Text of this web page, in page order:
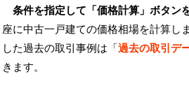
条件を指定して「価格計算」ボタン
座に中古一戸建ての価格相場を計算し
した過去の取引事例は「過去の取引デ
きます。